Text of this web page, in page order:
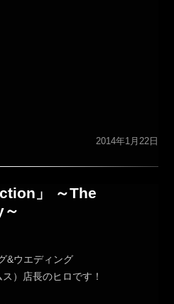
2014年1月22日
」 ～The
&ウエディング
）店長のヒロです！